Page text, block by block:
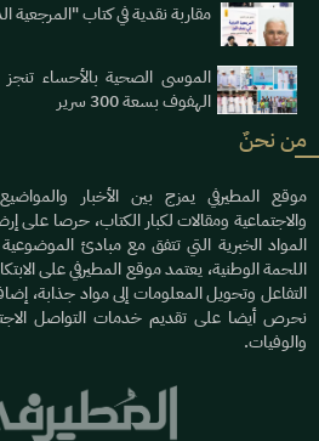
مقاربة نقدية في كتاب "المرجعية
الموسى الصحية بالأحساء
الهفوف بسعة 300 سرير
من نحنٌ
موقع المطيرفي يمزج بين الأخبار والمواضيع
والاجتماعية ومقالات لكبار الكتاب، حرصا على
المواد الخبرية التي تتفق مع مبادئ
اللحمة الوطنية، يعتمد موقع المطيرفي على
التفاعل وتحويل المعلومات إلى مواد جذابة،
نحرص أيضا على تقديم خدمات التواصل
والوفيات.